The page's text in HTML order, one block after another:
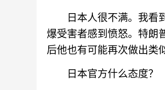
日本人很不满。我看到
爆受害者感到愤怒。特朗
后他也有可能再次做出类
日本官方什么态度？